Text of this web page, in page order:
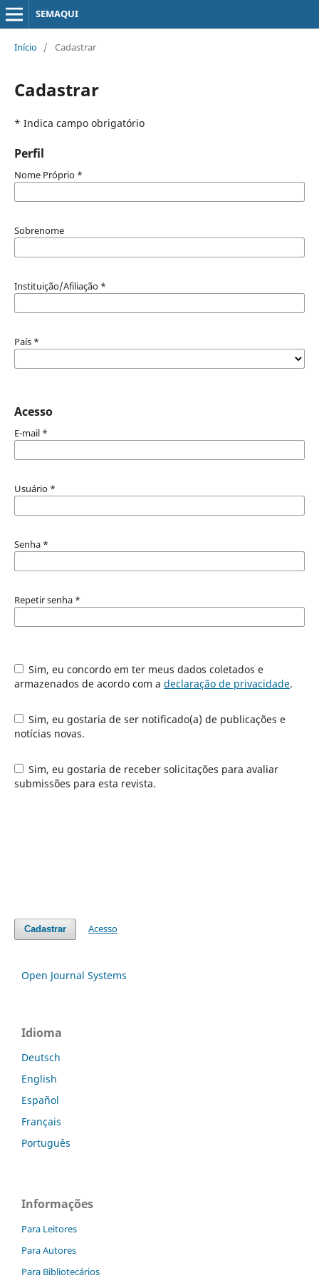
SEMAQUI
Início / Cadastrar
Cadastrar
* Indica campo obrigatório
Perfil
Nome Próprio *
Sobrenome
Instituição/Afiliação *
País *
Acesso
E-mail *
Usuário *
Senha *
Repetir senha *
Sim, eu concordo em ter meus dados coletados e
armazenados de acordo com a declaração de privacidade.
Sim, eu gostaria de ser notificado(a) de publicações e
notícias novas.
Sim, eu gostaria de receber solicitações para avaliar
submissões para esta revista.
Cadastrar Acesso
Open Journal Systems
Idioma
Deutsch
English
Español
Français
Português
Informações
Para Leitores
Para Autores
Para Bibliotecários